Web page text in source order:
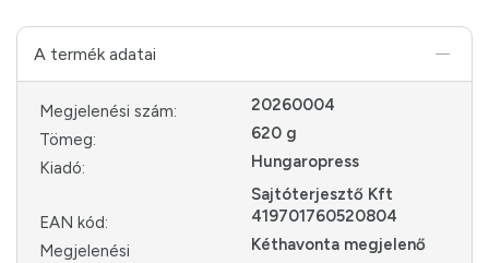
A termék adatai
Megjelenési szám:
20260004
Tömeg:
620 g
Kiadó:
Hungaropress
Sajtóterjesztő Kft
EAN kód:
419701760520804
Megjelenési
Kéthavonta megjelenő